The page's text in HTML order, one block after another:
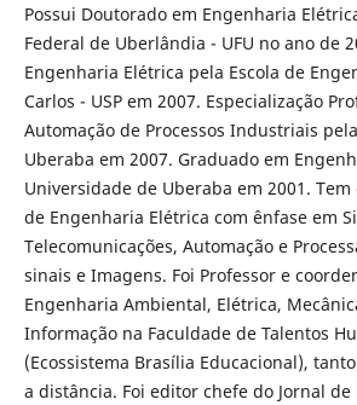
Possui Doutorado em Engenharia
Federal de Uberlândia - UFU no ano de
Engenharia Elétrica pela Escola de
Carlos - USP em 2007. Especialização
Automação de Processos Industriais
Uberaba em 2007. Graduado em
Universidade de Uberaba em 2001.
de Engenharia Elétrica com ênfase em
Telecomunicações, Automação e
sinais e Imagens. Foi Professor e
Engenharia Ambiental, Elétrica,
Informação na Faculdade de Talentos
(Ecossistema Brasília Educacional),
a distância. Foi editor chefe do Jornal de